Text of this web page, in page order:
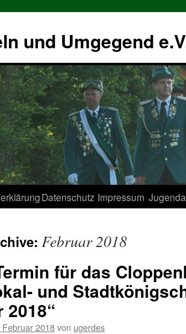
und Umgegend
Datenschutz Impressum
Februar 2018
für das
und
2018“
Februar 2018von ugerdes